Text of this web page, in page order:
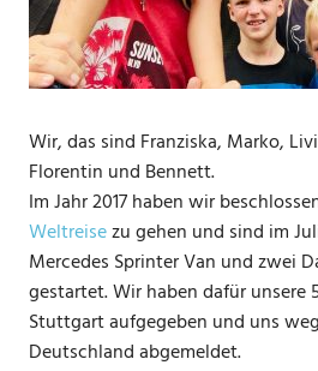
Wir, das sind Franziska, Marko,
Florentin und Bennett.
Im Jahr 2017 haben wir
Weltreisezu gehen und sind im
Mercedes Sprinter Van und zwei
gestartet. Wir haben dafür unsere
Stuttgart aufgegeben und uns
Deutschland abgemeldet.